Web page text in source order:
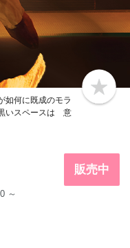
b
o
r
k
如何に既成のモラ
いスペースは 意
～
販売中